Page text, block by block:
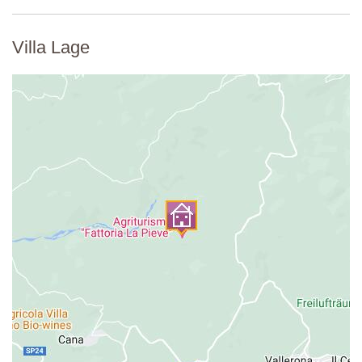
Villa Lage